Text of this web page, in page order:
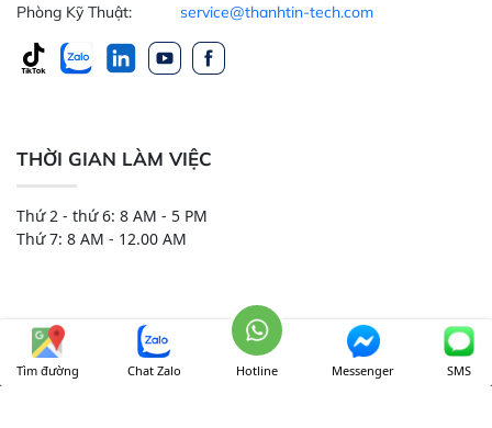
Phòng Kỹ Thuật: service@thanhtin-tech.com
THỜI GIAN LÀM VIỆC
Thứ 2 - thứ 6: 8 AM - 5 PM
Thứ 7: 8 AM - 12.00 AM
CÔNG TY TNHH THIẾT BỊ VÀ HÓA CHẤT THÀNH TÍN
Tìm đường Chat Zalo Hotline Messenger SMS